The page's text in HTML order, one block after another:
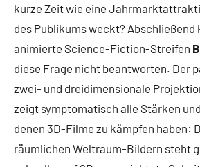
kurze Zeit wie eine
des Publikums weckt? Abschließend
animierte Science-Fiction-Streifen
diese Frage nicht beantworten. Der
zwei- und dreidimensionale
zeigt symptomatisch alle Stärken
denen 3D-Filme zu kämpfen haben:
räumlichen Weltraum-Bildern steht